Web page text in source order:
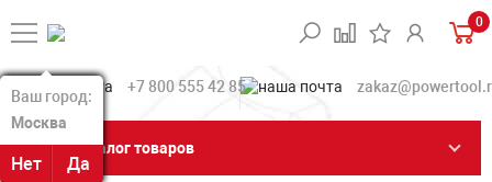
Ваш город:
Москва
Нет Да
Ваш город:
Москва
Нет Да
0
+7 800 555 42 85
Каталог товаров